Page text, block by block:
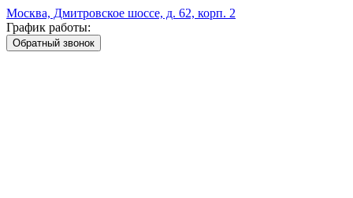
Москва, Дмитровское шоссе, д. 62, корп. 2
График работы:
Обратный звонок